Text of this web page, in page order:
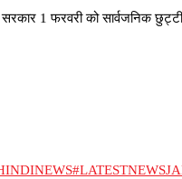
1 फरवरी को सार्वजनिक